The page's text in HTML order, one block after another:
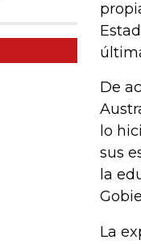
De
lo
sus
la
La